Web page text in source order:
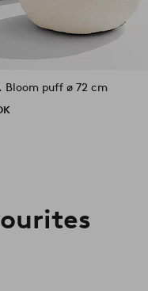
Bloom puff ø 72 cm